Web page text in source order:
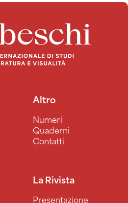
Altro
Numeri
Quaderni
Contatti
La Rivista
Presentazione